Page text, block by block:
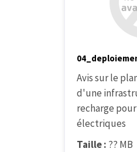
Avis sur le
d'une
recharge
électriques
Taille : ?? MB